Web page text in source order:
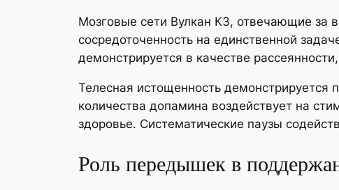
Мозговые сети Вулкан КЗ, отвечающие за
сосредоточенность на единственной
демонстрируется в качестве
Телесная истощенность
количества допамина воздействует на
здоровье. Систематические паузы
Роль передышек в